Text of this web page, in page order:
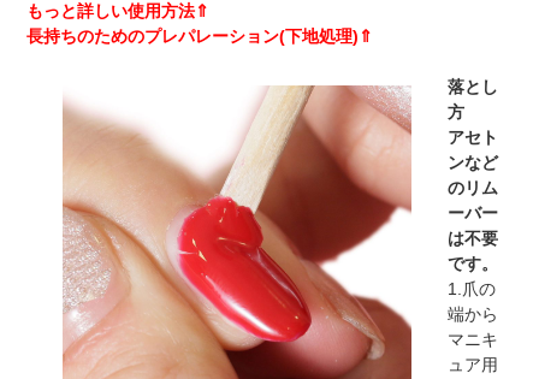
ネ
イ
もっと詳しい使用方法⇑
長持ちのためのプレパレーション(下地処理)⇑
落とし
方
アセト
ンなど
のリム
ーバー
は不要
です。
1.爪の
端から
マニキ
ュア用